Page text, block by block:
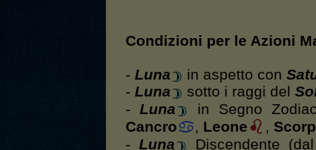
Condizioni per le Azioni
- Luna in aspetto con
- Luna sotto i raggi del
-Luna
in Segno
Cancro
, Leone ,
-Luna
Discendente